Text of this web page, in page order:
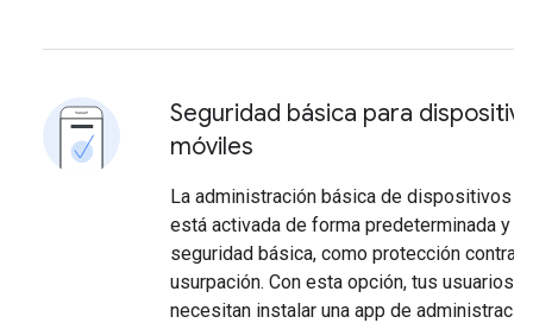
Seguridad básica para
móviles
La administración básica de dispositivos
está activada de forma predeterminada y
seguridad básica, como protección contra
usurpación. Con esta opción, tus usuarios
necesitan instalar una app de